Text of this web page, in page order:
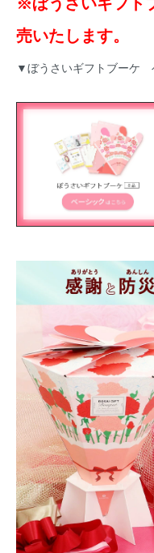
売いたします。
▼ぼうさいギフトブーケ